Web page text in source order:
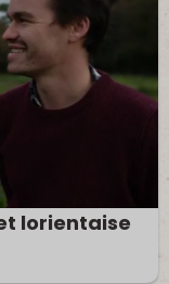
lorientaise